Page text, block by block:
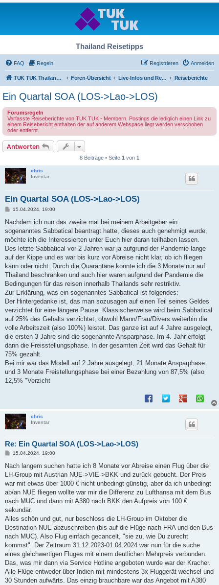
Thailand Reisetipps
FAQ Regeln Anmelden
Registrieren
TUK TUK Thailand Reisetipps Foren-Übersicht Live-Infos und Reiseberichte Reiseberichte
Ein Quartal SOA (LOS->Lao->LOS)
Forumsregeln
Verfasste Reiseberichte von TUK TUK - Membern. Postings die lediglich einen Link zu
einem Reisebericht enthalten der auf anderem Webspace liegt werden verschoben
oder entfernt.
Antworten
8 Beiträge • Seite 1 von 1
chris
Inventar
Ein Quartal SOA (LOS->Lao->LOS)
B
i
r
a
15.04.2024, 19:00
Nachdem ich nun das zweite mal bei meinem Arbeitgeber ein
sogenanntes Sabbatical beantragt hatte, dieses auch genehmigt wurde,
möchte ich die Interessierten unter Euch hier daran teilhaben lassen.
Des letzte Sabbatical vor 2 Jahren war ja aufgrund der Pandemie lange
auf der Kippe und es war bis kurz vor Abreise nicht klar, ob ich fliegen
kann oder nicht. Durch die Quarantäne konnte ich die 3 Monate nur auf
Thailand beschränken und auch hier waren aufgrund der Pandemie die
Bedingungen für das reisen innerhalb Thailands sehr restriktiv.
Zur Erklärung, was ein sogenanntes Sabbatical ist folgendes:
Der Hintergedanke ist, das man sozusagen auf einen Teil seines Geldes
verzichtet für eine längere Pause. Klassischerweise wird beim Sabbatical
auf 25% des Gehalts verzichtet, obwohl Mann/Frau/Divers weiterhin die
volle Arbeitszeit (also 100%) leistet. Das ganze ist auf 4 Jahre ausgelegt,
die ersten 3 Jahre sind die sogenannte Ansparphase. Im 4. Jahr erfolgt
dann die Freisstellungsphase. In der gesamten Zeit wird das Gehalt für
75% gezahlt.
Bei mir war das Modell auf 2 Jahre ausgelegt, 21 Monate Ansparphase
und 3 Monate Freistellungsphase bei einer Bezahlung von 87,5% (also
12,5% "Verzicht
chris
Inventar
Re: Ein Quartal SOA (LOS->Lao->LOS)
B
i
r
a
15.04.2024, 19:00
Nach langem suchen hatte ich 8 Monate vor Abreise einen Flug über die
LH-Group mit Austrian NUE->VIE->BKK und zurück gebucht. Der Preis
war mit etwas über 1000 € nicht unbedingt günstig, aber da ich unbedingt
ab/an NUE fliegen wollte war mir die Differenz zu Lufthansa mit dem Bus
nach MUC und dann mit A380 nach BKK den Aufpreis von 100 €
sekundär.
Alles schön und gut, nur beschloss die LH-Group im Oktober die
Destination NUE abzuschreiben (bis auf die Flüge nach FRA und den Bus
nach MUC). Also Flug einfach gecancelt, "sie zu, wie Du zurecht
kommst". Der Zeitraum 31.12.2023-01.04.2024 war nun für die suche
eines gleichwertigen Fluges mit einem deutlichen Mehrpreis verbunden.
Das, was mir dann via Service Hotline angeboten wurde war der Kracher.
Alle Flüge entweder über Indien mit mindestens 3x Fluggerät wechsel und
30 Stunden aufwärts. Das einzig brauchbare war das Angebot mit A380